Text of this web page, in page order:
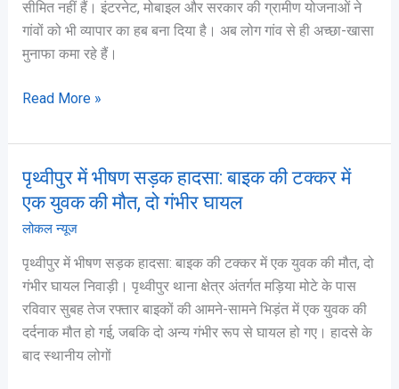
सीमित नहीं हैं। इंटरनेट, मोबाइल और सरकार की ग्रामीण योजनाओं ने
गांवों को भी व्यापार का हब बना दिया है। अब लोग गांव से ही अच्छा-खासा
मुनाफा कमा रहे हैं।
में
गांव
से
होने
लाभदायक
बिज़नेस
आइडियाज़
Read More »
पृथ्वीपुर में भीषण सड़क हादसा: बाइक की टक्कर में
एक युवक की मौत, दो गंभीर घायल
लोकल न्यूज
पृथ्वीपुर में भीषण सड़क हादसा: बाइक की टक्कर में एक युवक की मौत, दो
गंभीर घायल निवाड़ी। पृथ्वीपुर थाना क्षेत्र अंतर्गत मड़िया मोटे के पास
रविवार सुबह तेज रफ्तार बाइकों की आमने-सामने भिड़ंत में एक युवक की
दर्दनाक मौत हो गई, जबकि दो अन्य गंभीर रूप से घायल हो गए। हादसे के
बाद स्थानीय लोगों
पृथ्वीपुर
में
भीषण
हादसा:
बाइक
की
टक्कर
में